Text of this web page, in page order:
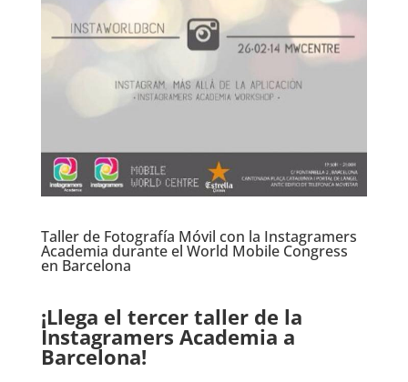
Taller de Fotografía Móvil con la Instagramers
Academia durante el World Mobile Congress
en Barcelona
¡Llega el tercer taller de la
Instagramers Academia a
Barcelona!